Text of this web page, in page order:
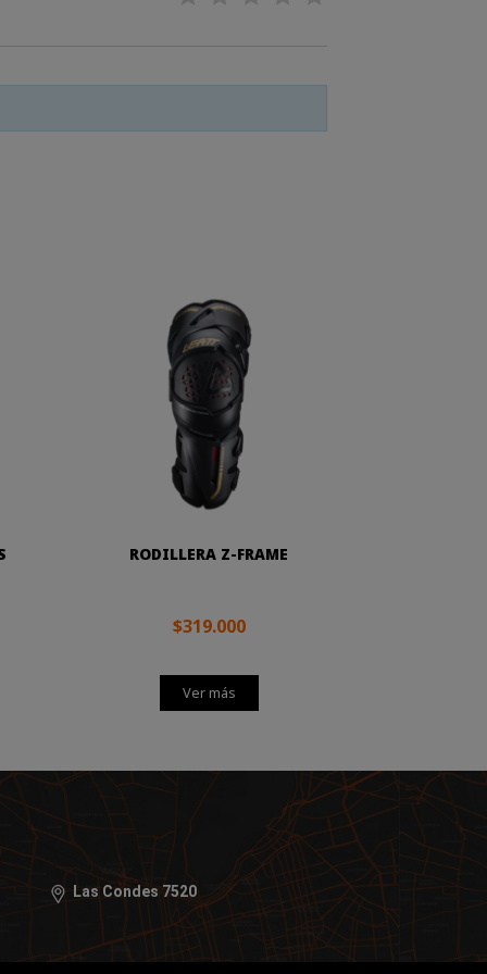
RODILLERA Z-FRAME
$319.000
Ver más
Las Condes 7520